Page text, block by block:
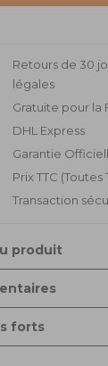
Retours de 30
légales
Gratuite pour la
DHL Express
Garantie
Prix TTC
Transaction
produit
forts